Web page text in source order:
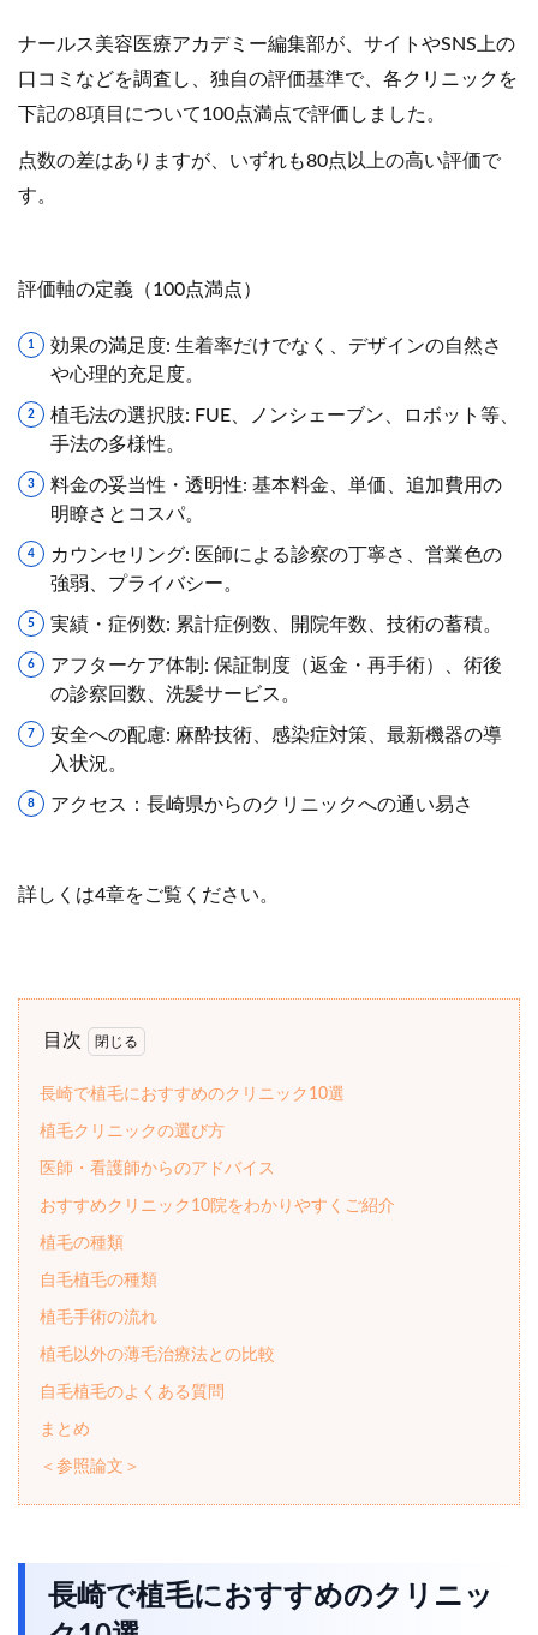
ナールス美容医療アカデミー編集部が、サイトやSNS上の
口コミなどを調査し、独自の評価基準で、各クリニックを
下記の8項目について100点満点で評価しました。
点数の差はありますが、いずれも80点以上の高い評価で
す。
評価軸の定義（100点満点）
効果の満足度: 生着率だけでなく、デザインの自然さ
や心理的充足度。
植毛法の選択肢: FUE、ノンシェーブン、ロボット等、
手法の多様性。
料金の妥当性・透明性: 基本料金、単価、追加費用の
明瞭さとコスパ。
カウンセリング: 医師による診察の丁寧さ、営業色の
強弱、プライバシー。
実績・症例数: 累計症例数、開院年数、技術の蓄積。
アフターケア体制: 保証制度（返金・再手術）、術後
の診察回数、洗髪サービス。
安全への配慮: 麻酔技術、感染症対策、最新機器の導
入状況。
アクセス：長崎県からのクリニックへの通い易さ
詳しくは4章をご覧ください。
目次
長崎で植毛におすすめのクリニック10選
植毛クリニックの選び方
医師・看護師からのアドバイス
おすすめクリニック10院をわかりやすくご紹介
植毛の種類
自毛植毛の種類
植毛手術の流れ
植毛以外の薄毛治療法との比較
自毛植毛のよくある質問
まとめ
＜参照論文＞
長崎で植毛におすすめのクリニッ